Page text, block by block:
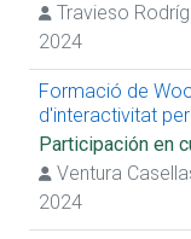
Travieso
2024
Formació de
d'interactivitat
Participación en
Ventura
2024